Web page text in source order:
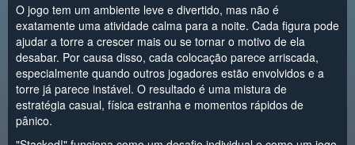
O jogo tem um ambiente leve e divertido, mas não é
exatamente uma atividade calma para a noite. Cada figura pode
ajudar a torre a crescer mais ou se tornar o motivo de ela
desabar. Por causa disso, cada colocação parece arriscada,
especialmente quando outros jogadores estão envolvidos e a
torre já parece instável. O resultado é uma mistura de
estratégia casual, física estranha e momentos rápidos de
pânico.